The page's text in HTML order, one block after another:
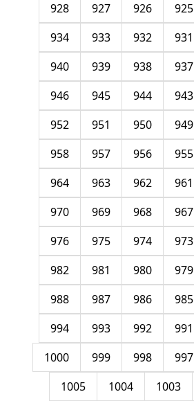
925
926
927
928
931
932
933
934
937
938
939
940
943
944
945
946
949
950
951
952
955
956
957
958
961
962
963
964
967
968
969
970
973
974
975
976
979
980
981
982
985
986
987
988
991
992
993
994
997
998
999
1000
1003
1004
1005